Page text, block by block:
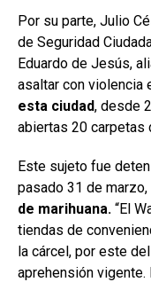
Por su parte, Julio
de Seguridad
Eduardo de Jesús,
asaltar con violencia
esta ciudad, desde
abiertas 20 carpetas
Este sujeto fue
pasado 31 de
de marihuana. “El
tiendas de
la cárcel, por este
aprehensión